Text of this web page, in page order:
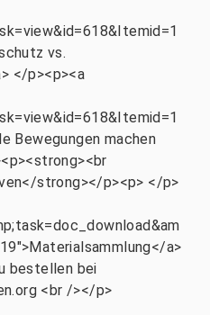
vs.
</p><p><a
Bewegungen machen
strong></p><p> </p>
a>
bestellen bei
<br /></p>